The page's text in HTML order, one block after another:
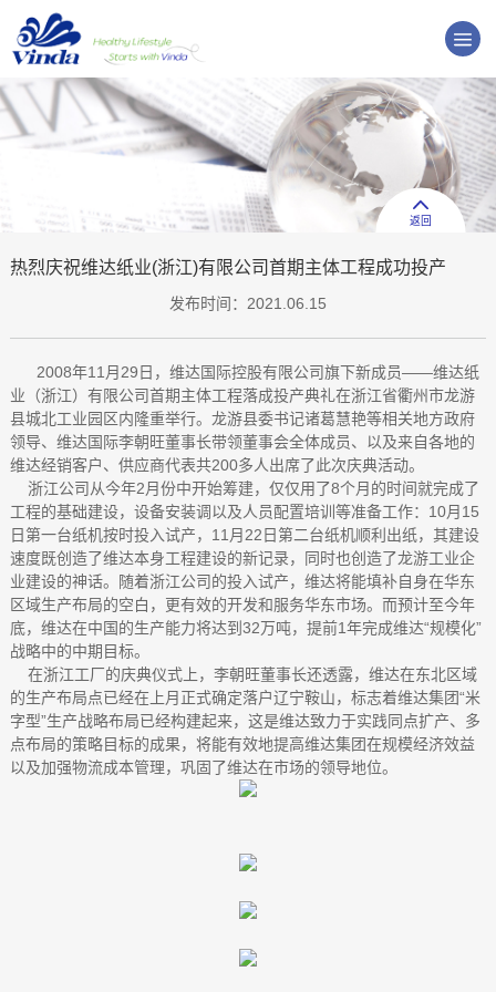
返回
热烈庆祝维达纸业(浙江)有限公司首期主体工程成功投产
发布时间：2021.06.15
2008年11月29日，维达国际控股有限公司旗下新成员——维达纸
业（浙江）有限公司首期主体工程落成投产典礼在浙江省衢州市龙游
县城北工业园区内隆重举行。龙游县委书记诸葛慧艳等相关地方政府
领导、维达国际李朝旺董事长带领董事会全体成员、以及来自各地的
维达经销客户、供应商代表共200多人出席了此次庆典活动。
浙江公司从今年2月份中开始筹建，仅仅用了8个月的时间就完成了
工程的基础建设，设备安装调以及人员配置培训等准备工作：10月15
日第一台纸机按时投入试产，11月22日第二台纸机顺利出纸，其建设
速度既创造了维达本身工程建设的新记录，同时也创造了龙游工业企
业建设的神话。随着浙江公司的投入试产，维达将能填补自身在华东
区域生产布局的空白，更有效的开发和服务华东市场。而预计至今年
底，维达在中国的生产能力将达到32万吨，提前1年完成维达“规模化”
战略中的中期目标。
在浙江工厂的庆典仪式上，李朝旺董事长还透露，维达在东北区域
的生产布局点已经在上月正式确定落户辽宁鞍山，标志着维达集团“米
字型”生产战略布局已经构建起来，这是维达致力于实践同点扩产、多
点布局的策略目标的成果，将能有效地提高维达集团在规模经济效益
以及加强物流成本管理，巩固了维达在市场的领导地位。